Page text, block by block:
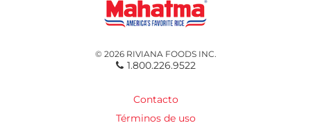
© 2026 RIVIANA FOODS INC.
1.800.226.9522
Contacto
Términos de uso